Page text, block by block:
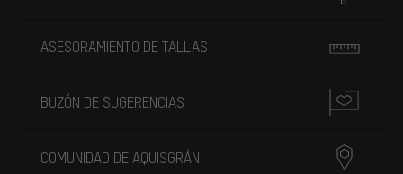
ASESORAMIENTO DE TALLAS
BUZÓN DE SUGERENCIAS
COMUNIDAD DE AQUISGRÁN